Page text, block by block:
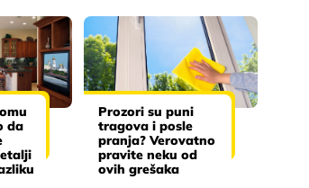
da
Prozori su puni
tragova i posle
pranja? Verovatno
pravite neku od
ovih grešaka